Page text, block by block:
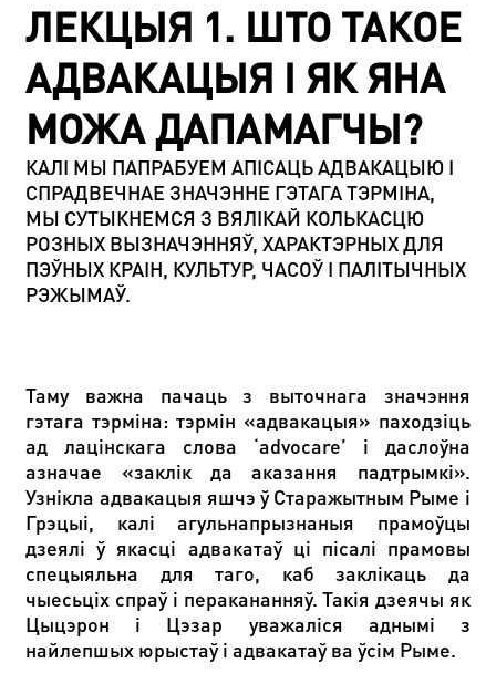
ЛЕКЦЫЯ 1. ШТО ТАКОЕ
АДВАКАЦЫЯ І ЯК ЯНА
МОЖА ДАПАМАГЧЫ?
КАЛІ МЫ ПАПРАБУЕМ АПІСАЦЬ АДВАКАЦЫЮ І
СПРАДВЕЧНАЕ ЗНАЧЭННЕ ГЭТАГА ТЭРМІНА,
МЫ СУТЫКНЕМСЯ З ВЯЛІКАЙ КОЛЬКАСЦЮ
РОЗНЫХ ВЫЗНАЧЭННЯЎ, ХАРАКТЭРНЫХ ДЛЯ
ПЭЎНЫХ КРАІН, КУЛЬТУР, ЧАСОЎ І ПАЛІТЫЧНЫХ
РЭЖЫМАЎ.
Таму важна пачаць з выточнага значэння
гэтага тэрміна: тэрмін «адвакацыя» паходзіць
ад лацінскага слова ‘advocare’ і даслоўна
азначае «заклік да аказання падтрымкі».
Узнікла адвакацыя яшчэ ў Старажытным Рыме і
Грэцыі, калі агульнапрызнаныя прамоўцы
дзеялі ў якасці адвакатаў ці пісалі прамовы
спецыяльна для таго, каб заклікаць да
чыесьціх спраў і перакананняў. Такія дзеячы як
Цыцэрон і Цэзар уважаліся аднымі з
найлепшых юрыстаў і адвакатаў ва ўсім Рыме.